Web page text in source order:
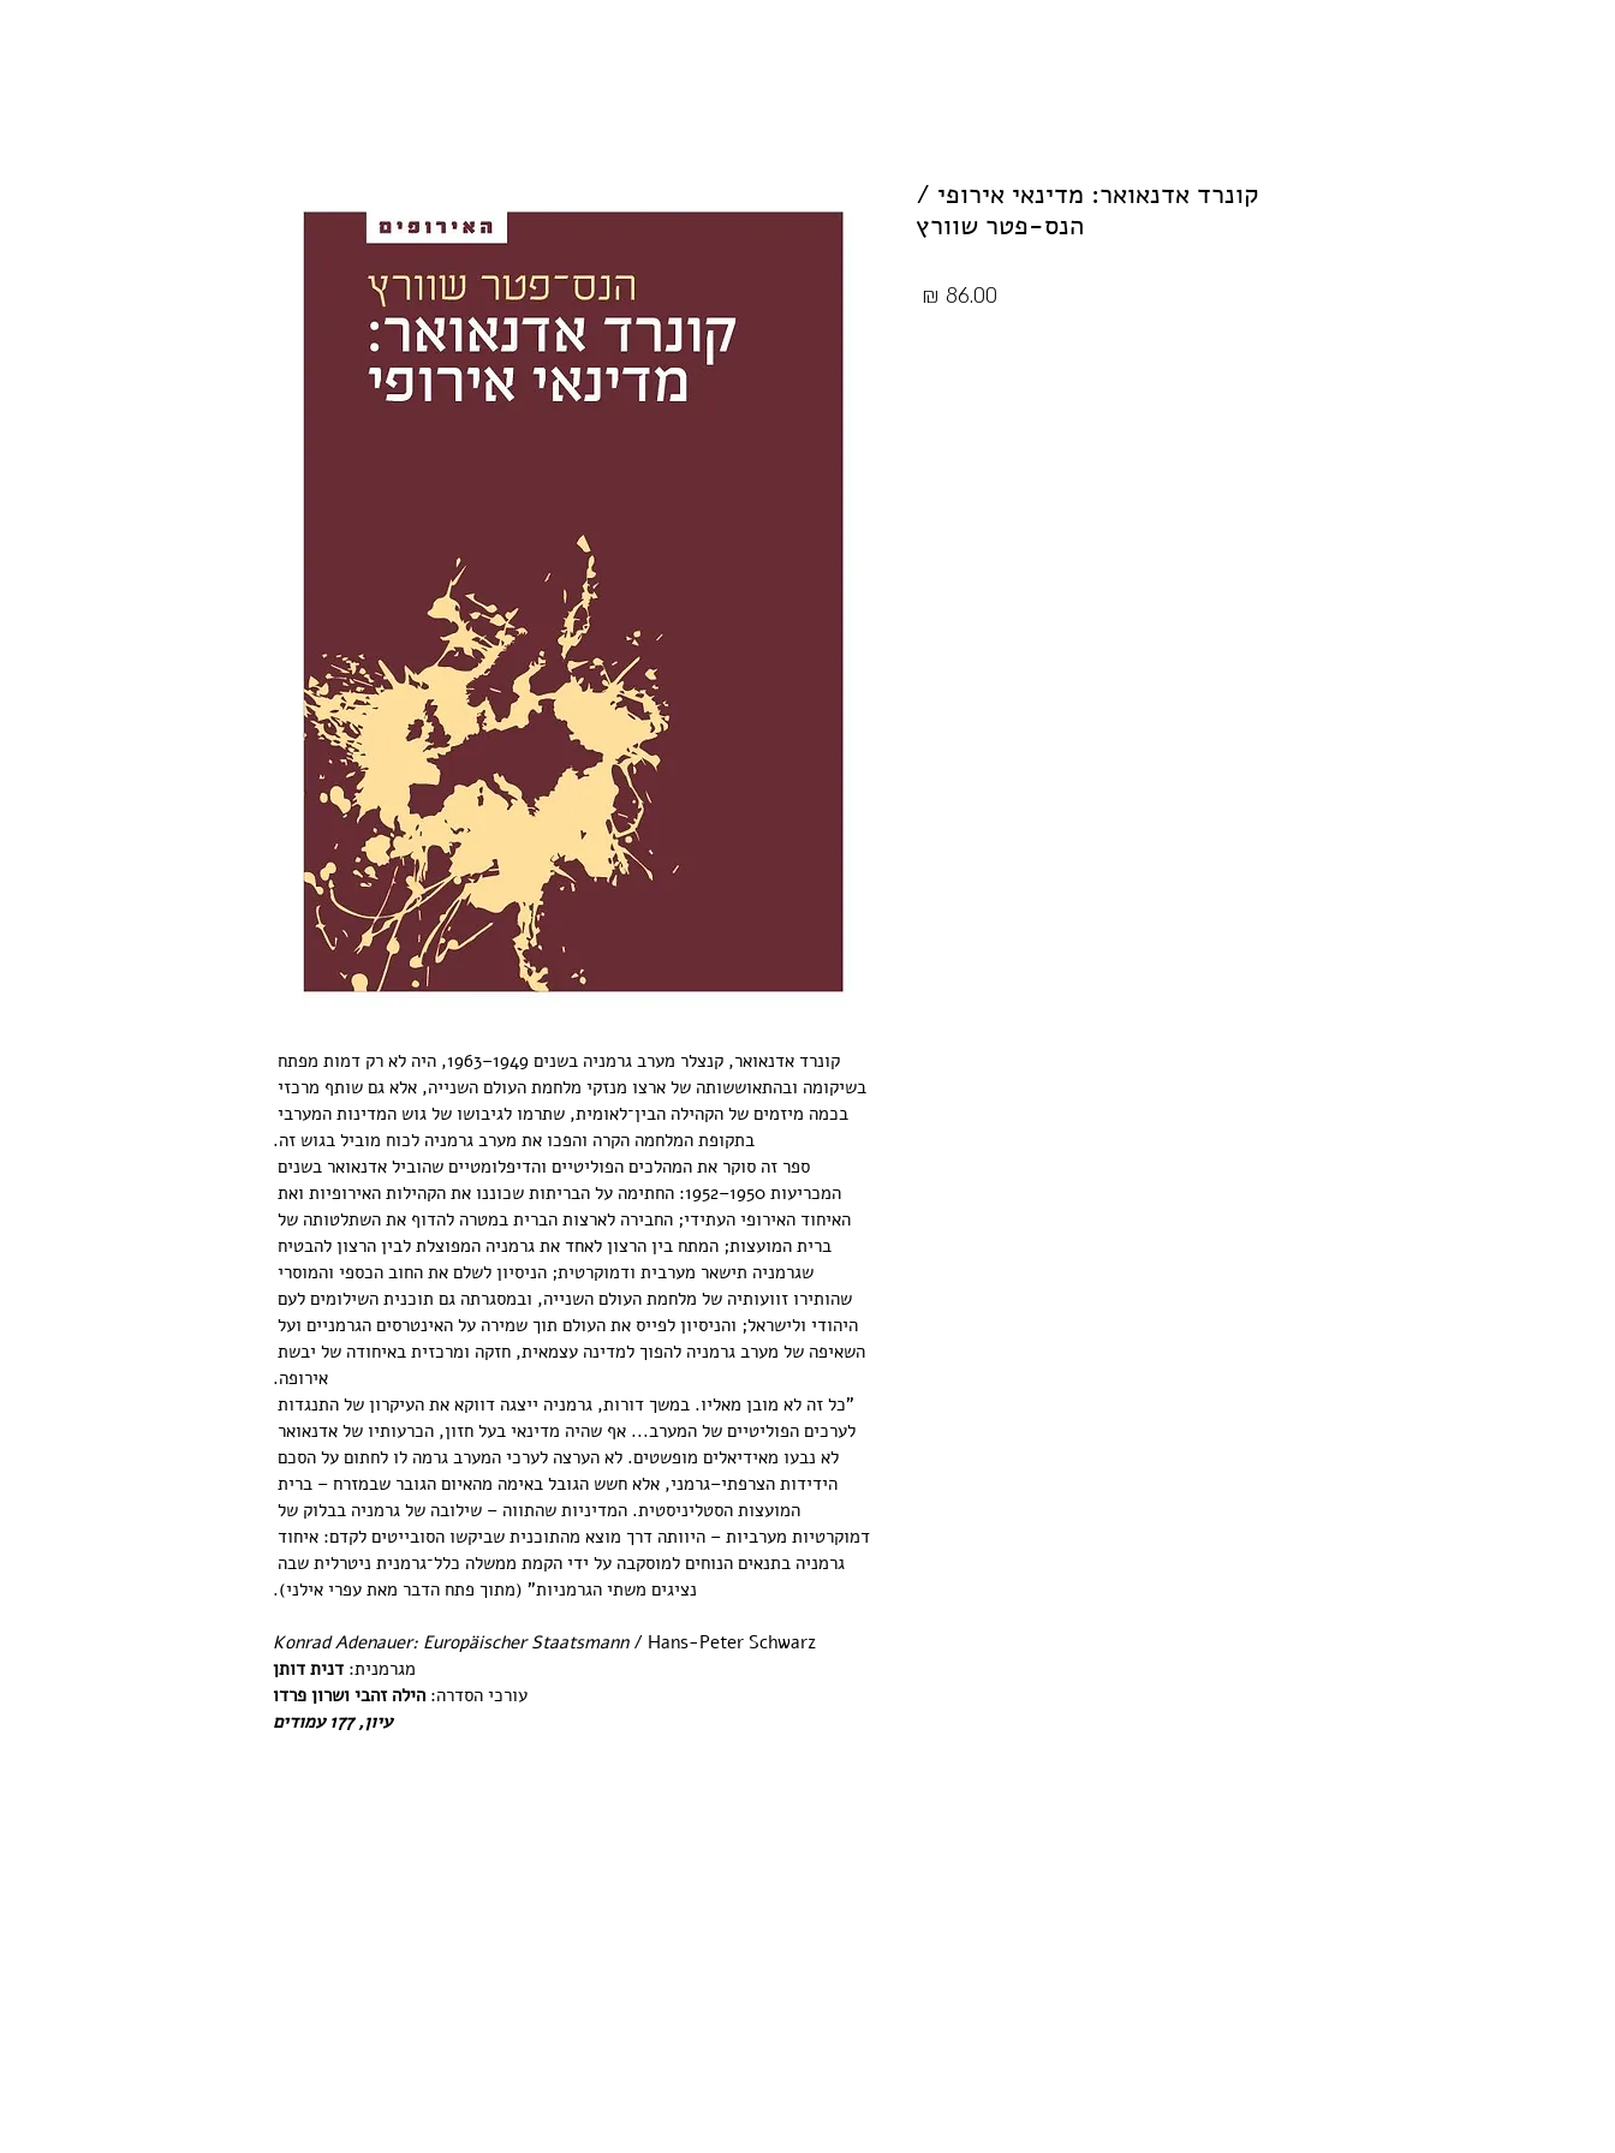
קונרד אדנאואר, קנצלר מערב גרמניה בשנים 1949–1963, היה לא רק דמות מפתח
בשיקומה ובהתאוששותה של ארצו מנזקי מלחמת העולם השנייה, אלא גם שותף מרכזי
בכמה מיזמים של הקהילה הבין־לאומית, שתרמו לגיבושו של גוש המדינות המערבי
בתקופת המלחמה הקרה והפכו את מערב גרמניה לכוח מוביל בגוש זה.
ספר זה סוקר את המהלכים הפוליטיים והדיפלומטיים שהוביל אדנאואר בשנים
המכריעות 1950–1952: החתימה על הבריתות שכוננו את הקהילות האירופיות ואת
האיחוד האירופי העתידי; החבירה לארצות הברית במטרה להדוף את השתלטותה של
ברית המועצות; המתח בין הרצון לאחד את גרמניה המפוצלת לבין הרצון להבטיח
שגרמניה תישאר מערבית ודמוקרטית; הניסיון לשלם את החוב הכספי והמוסרי
שהותירו זוועותיה של מלחמת העולם השנייה, ובמסגרתה גם תוכנית השילומים לעם
היהודי ולישראל; והניסיון לפייס את העולם תוך שמירה על האינטרסים הגרמניים ועל
השאיפה של מערב גרמניה להפוך למדינה עצמאית, חזקה ומרכזית באיחודה של יבשת
אירופה.
"כל זה לא מובן מאליו. במשך דורות, גרמניה ייצגה דווקא את העיקרון של התנגדות
לערכים הפוליטיים של המערב... אף שהיה מדינאי בעל חזון, הכרעותיו של אדנאואר
לא נבעו מאידיאלים מופשטים. לא הערצה לערכי המערב גרמה לו לחתום על הסכם
הידידות הצרפתי–גרמני, אלא חשש הגובל באימה מהאיום הגובר שבמזרח – ברית
המועצות הסטליניסטית. המדיניות שהתווה – שילובה של גרמניה בבלוק של
דמוקרטיות מערביות – היוותה דרך מוצא מהתוכנית שביקשו הסובייטים לקדם: איחוד
גרמניה בתנאים הנוחים למוסקבה על ידי הקמת ממשלה כלל־גרמנית ניטרלית שבה
נציגים משתי הגרמניות" (מתוך פתח הדבר מאת עפרי אילני).
Konrad Adenauer: Europäischer Staatsmann / Hans-Peter Schwarz
מגרמנית: דנית דותן
עורכי הסדרה: הילה זהבי ושרון פרדו
עיון, 177 עמודים
קונרד אדנאואר: מדינאי אירופי /
הנס-פטר שוורץ